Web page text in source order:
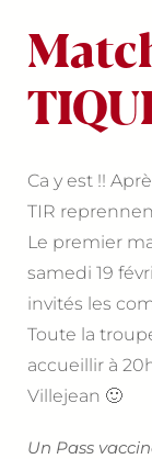
Ca y est !!
TIR
Le premier
samedi 19
invités les
Toute la
accueillir à
Villejean 🙂
Un Pass